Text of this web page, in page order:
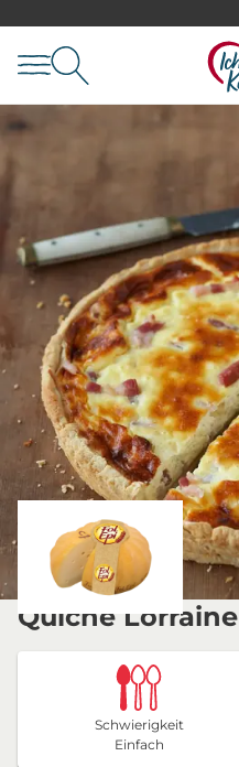
Quiche Lorraine
Schwierigkeit
Einfach